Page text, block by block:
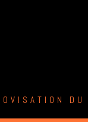
DU